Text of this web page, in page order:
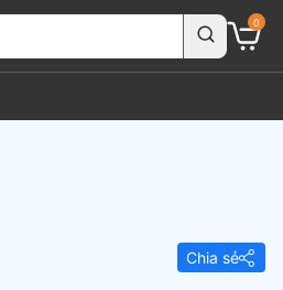
0
Chia sẻ